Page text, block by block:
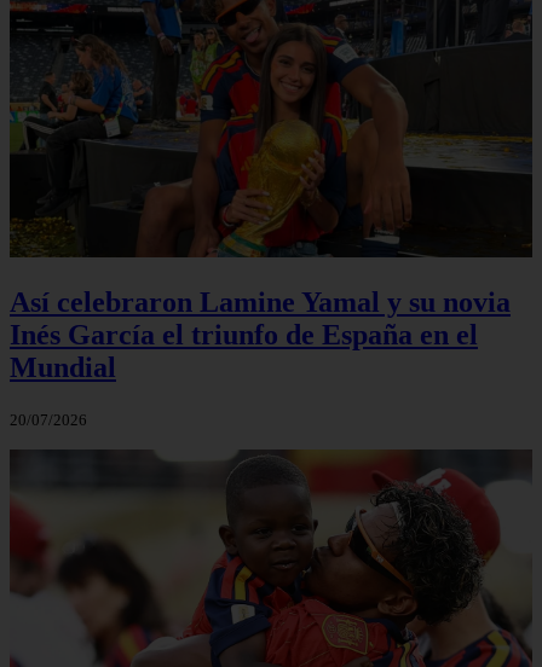
Así celebraron Lamine Yamal y su novia
Inés García el triunfo de España en el
Mundial
20/07/2026